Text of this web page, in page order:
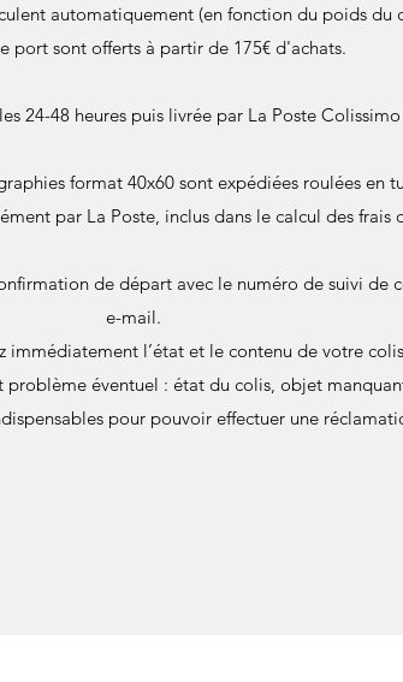
automatiquement (en fonction du poids du
port sont offerts à partir de 175€ d'achats.
24-48 heures puis livrée par La Poste
format 40x60 sont expédiées roulées en
par La Poste, inclus dans le calcul des frais
de départ avec le numéro de suivi de
e-mail.
l’état et le contenu de votre
problème éventuel : état du colis, objet
pour pouvoir effectuer une